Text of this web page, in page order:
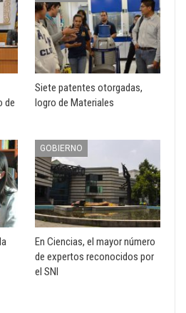
de
Siete patentes otorgadas,
logro de Materiales
GOBIERNO
En Ciencias, el mayor número
de expertos reconocidos por
el SNI